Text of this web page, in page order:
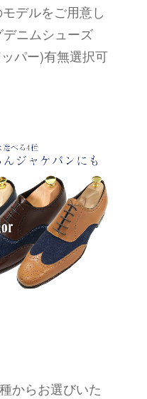
デルをご用意し
ニムシューズ
パー)有無選択可
からお選びいた